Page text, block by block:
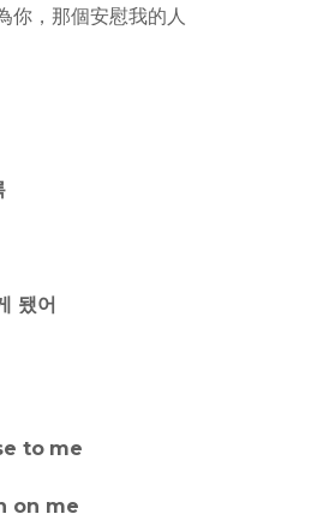
你，那個安慰我的人
됐어
to me
on me